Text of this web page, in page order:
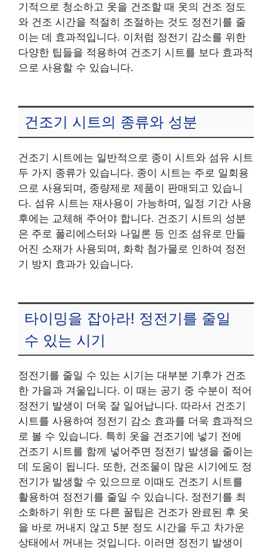
기적으로 청소하고 옷을 건조할 때 옷의 건조 정도
와 건조 시간을 적절히 조절하는 것도 정전기를 줄
이는 데 효과적입니다. 이처럼 정전기 감소를 위한
다양한 팁들을 적용하여 건조기 시트를 보다 효과적
으로 사용할 수 있습니다.
건조기 시트의 종류와 성분
건조기 시트에는 일반적으로 종이 시트와 섬유 시트
두 가지 종류가 있습니다. 종이 시트는 주로 일회용
으로 사용되며, 종량제로 제품이 판매되고 있습니
다. 섬유 시트는 재사용이 가능하며, 일정 기간 사용
후에는 교체해 주어야 합니다. 건조기 시트의 성분
은 주로 폴리에스터와 나일론 등 인조 섬유로 만들
어진 소재가 사용되며, 화학 첨가물로 인하여 정전
기 방지 효과가 있습니다.
타이밍을 잡아라! 정전기를 줄일
수 있는 시기
정전기를 줄일 수 있는 시기는 대부분 기후가 건조
한 가을과 겨울입니다. 이 때는 공기 중 수분이 적어
정전기 발생이 더욱 잘 일어납니다. 따라서 건조기
시트를 사용하여 정전기 감소 효과를 더욱 효과적으
로 볼 수 있습니다. 특히 옷을 건조기에 넣기 전에
건조기 시트를 함께 넣어주면 정전기 발생을 줄이는
데 도움이 됩니다. 또한, 건조물이 많은 시기에도 정
전기가 발생할 수 있으므로 이때도 건조기 시트를
활용하여 정전기를 줄일 수 있습니다. 정전기를 최
소화하기 위한 또 다른 꿀팁은 건조가 완료된 후 옷
을 바로 꺼내지 않고 5분 정도 시간을 두고 차가운
상태에서 꺼내는 것입니다. 이러면 정전기 발생이